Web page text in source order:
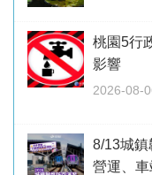
桃園5行
影響
2026-08-
8/13城
營運、